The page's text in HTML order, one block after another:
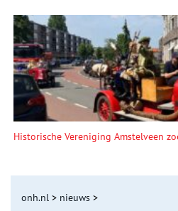
Historische Vereniging Amstelveen
onh.nl > nieuws >